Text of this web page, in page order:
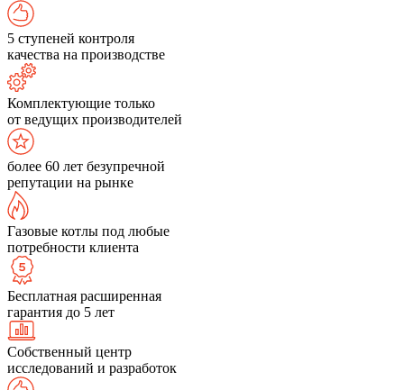
5 ступеней контроля
качества на производстве
Комплектующие только
от ведущих производителей
более 60 лет безупречной
репутации на рынке
Газовые котлы под любые
потребности клиента
Бесплатная расширенная
гарантия до 5 лет
Собственный центр
исследований и разработок